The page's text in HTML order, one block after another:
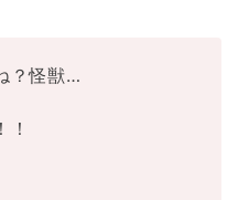
？怪獣…